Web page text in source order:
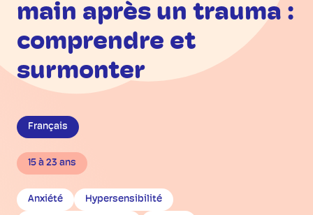
main après un trauma :
comprendre et
surmonter
Français
15 à 23 ans
Anxiété Hypersensibilité